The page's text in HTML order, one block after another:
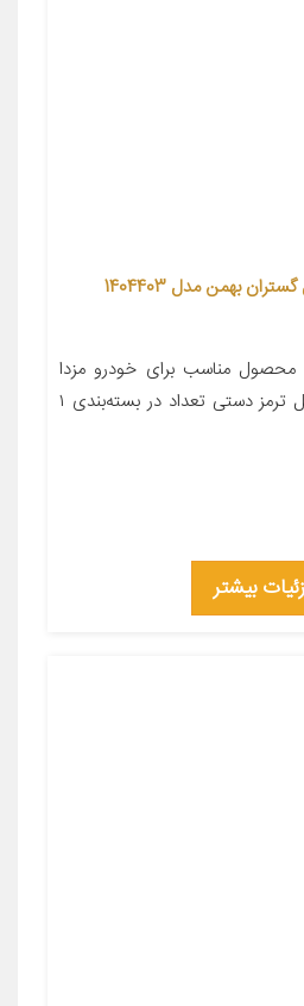
کابل ترمزدستی چپ کابل گستران بهمن مدل 1404403
مناسب برای خودرو مزدا
۳۲۳ ویژگی‌های کابل کابل ترمز دستی تعداد در بسته‌بندی ۱
بیشتر